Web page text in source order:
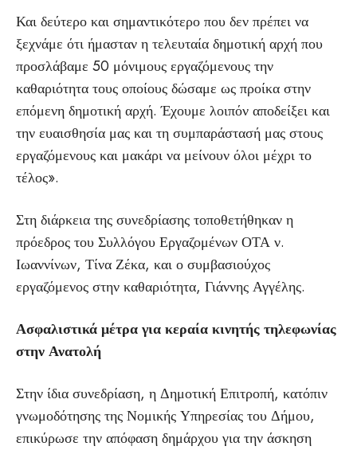
Και δεύτερο και σημαντικότερο που δεν πρέπει να
ξεχνάμε ότι ήμασταν η τελευταία δημοτική αρχή που
προσλάβαμε 50 μόνιμους εργαζόμενους την
καθαριότητα τους οποίους δώσαμε ως προίκα στην
επόμενη δημοτική αρχή. Έχουμε λοιπόν αποδείξει και
την ευαισθησία μας και τη συμπαράστασή μας στους
εργαζόμενους και μακάρι να μείνουν όλοι μέχρι το
τέλος».
Στη διάρκεια της συνεδρίασης τοποθετήθηκαν η
πρόεδρος του Συλλόγου Εργαζομένων ΟΤΑ ν.
Ιωαννίνων, Τίνα Ζέκα, και ο συμβασιούχος
εργαζόμενος στην καθαριότητα, Γιάννης Αγγέλης.
Ασφαλιστικά μέτρα για κεραία κινητής τηλεφωνίας
στην Ανατολή
Στην ίδια συνεδρίαση, η Δημοτική Επιτροπή, κατόπιν
γνωμοδότησης της Νομικής Υπηρεσίας του Δήμου,
επικύρωσε την απόφαση δημάρχου για την άσκηση